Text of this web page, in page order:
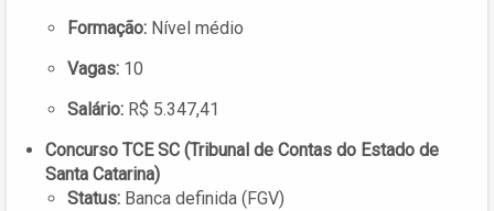
Formação: Nível médio
Vagas: 10
Salário: R$ 5.347,41
Concurso TCE SC (Tribunal de Contas do Estado de
Santa Catarina)
Status: Banca definida (FGV)